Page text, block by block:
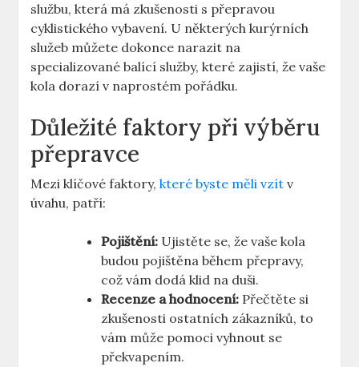
službu, která má zkušenosti s přepravou
cyklistického vybavení. U některých kurýrních
služeb můžete dokonce narazit na
specializované balící služby, které zajistí, že vaše
kola dorazí v naprostém pořádku.
Důležité faktory při výběru
přepravce
Mezi klíčové faktory,které byste měli vzít v
úvahu, patří:
Pojištění: Ujistěte se, že vaše kola
budou pojištěna během přepravy,
což vám dodá klid na duši.
Recenze a hodnocení: Přečtěte si
zkušenosti ostatních zákazníků, to
vám může pomoci vyhnout se
překvapením.